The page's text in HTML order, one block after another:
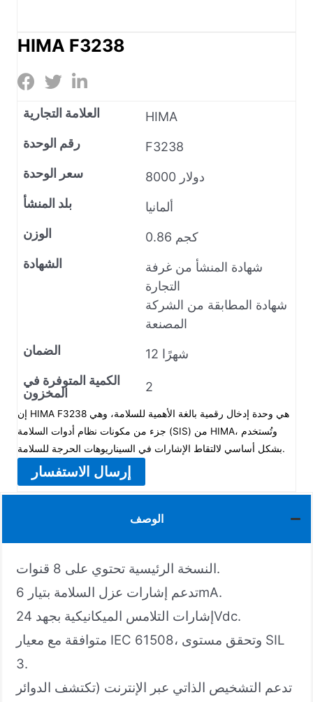
HIMA F3238
العلامة التجارية
HIMA
رقم الوحدة
F3238
سعر الوحدة
8000 دولار
بلد المنشأ
ألمانيا
الوزن
0.86 كجم
الشهادة
شهادة المنشأ من غرفة
التجارة
شهادة المطابقة من الشركة
المصنعة
الضمان
12 شهرًا
الكمية المتوفرة في
المخزون
2
إن HIMA F3238 هي وحدة إدخال رقمية بالغة الأهمية للسلامة، وهي
جزء من مكونات نظام أدوات السلامة (SIS) من HIMA، وتُستخدم
بشكل أساسي لالتقاط الإشارات في السيناريوهات الحرجة للسلامة.
إرسال الاستفسار
الوصف
النسخة الرئيسية تحتوي على 8 قنوات.
تدعم إشارات عزل السلامة بتيار 6mA.
إشارات التلامس الميكانيكية بجهد 24Vdc.
متوافقة مع معيار IEC 61508، وتحقق مستوى SIL
3.
تدعم التشخيص الذاتي عبر الإنترنت (تكتشف الدوائر